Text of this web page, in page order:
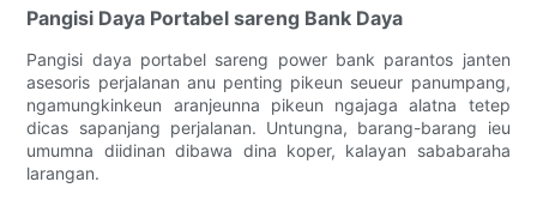
Pangisi Daya Portabel sareng Bank Daya
Pangisi daya portabel sareng power bank parantos janten
asesoris perjalanan anu penting pikeun seueur panumpang,
ngamungkinkeun aranjeunna pikeun ngajaga alatna tetep
dicas sapanjang perjalanan. Untungna, barang-barang ieu
umumna diidinan dibawa dina koper, kalayan sababaraha
larangan.